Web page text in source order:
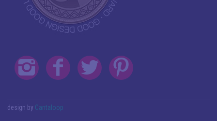
design by Cantaloop